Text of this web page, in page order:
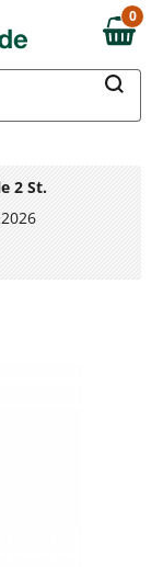
0,00 €
0
2 St.